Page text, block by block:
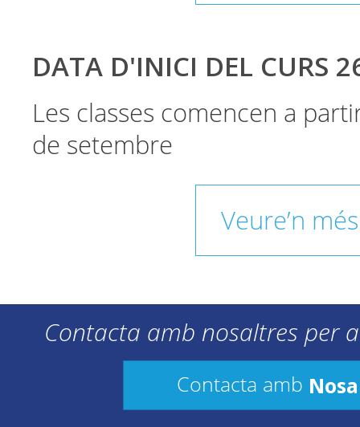
DATA D'INICI DEL CURS
Les classes comencen a
de setembre
Veure’n més
Contacta amb nosaltres per
Contacta amb